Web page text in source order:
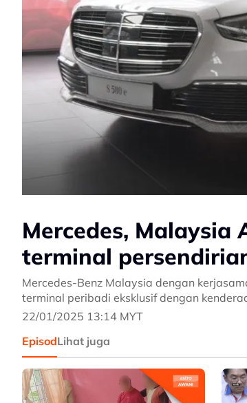
Mercedes,
terminal
Mercedes-Benz Malaysia dengan
terminal peribadi eksklusif dengan
22/01/2025 13:14 MYT
EpisodLihat juga